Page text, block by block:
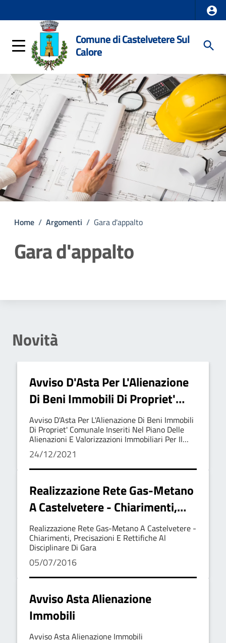
Comune di Castelvetere Sul
Calore
Home / Argomenti / Gara d'appalto
Gara d'appalto
Novità
Avviso D'Asta Per L'Alienazione
Di Beni Immobili Di Propriet'
Comunale Inseriti Nel Piano
Delle Alienazioni E
Valorizzazioni Immobiliari Per Il
Triennio 2021-2023
Avviso D'Asta Per L'Alienazione Di Beni Immobili
Di Propriet' Comunale Inseriti Nel Piano Delle
Alienazioni E Valorizzazioni Immobiliari Per Il
Triennio 2021-2023
24/12/2021
Realizzazione Rete Gas-Metano
A Castelvetere - Chiarimenti,
Precisazioni E Rettifiche Al
Disciplinare Di Gara
Realizzazione Rete Gas-Metano A Castelvetere -
Chiarimenti, Precisazioni E Rettifiche Al
Disciplinare Di Gara
05/07/2016
Avviso Asta Alienazione
Immobili
Avviso Asta Alienazione Immobili